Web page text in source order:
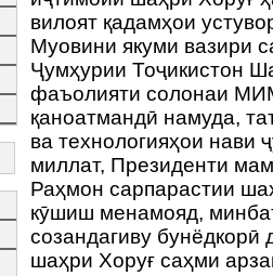
вилоят қадамҳои
Муовини якуми вазири
Ҷумҳурии Тоҷикистон
фаъолияти солонаи
қаноатмандӣ намуда,
ва технологияҳои нави
миллат, Президенти
Раҳмон сарпарастии
кӯшиш менамояд,
созандагиву
шаҳри Хоруғ саҳми